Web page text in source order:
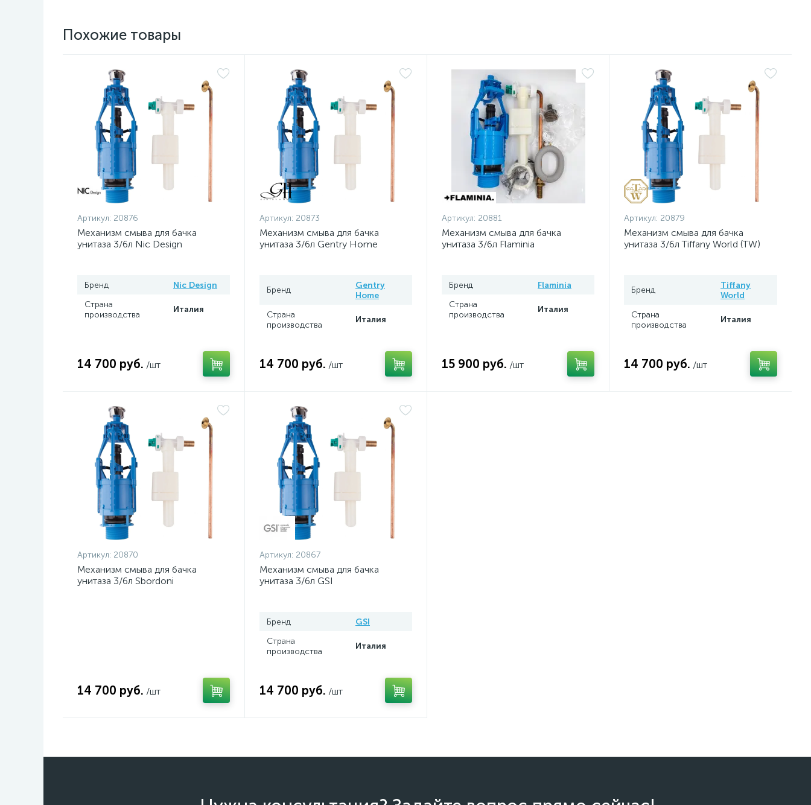
Похожие товары
Артикул: 20876
Механизм смыва для бачка
унитаза 3/6л Nic Design
Бренд
Nic Design
Страна
производства
Италия
14 700 руб. /шт
Артикул: 20873
Механизм смыва для бачка
унитаза 3/6л Gentry Home
Бренд
Gentry
Home
Страна
производства
Италия
14 700 руб. /шт
Артикул: 20881
Механизм смыва для бачка
унитаза 3/6л Flaminia
Бренд
Flaminia
Страна
производства
Италия
15 900 руб. /шт
Артикул: 20879
Механизм смыва для бачка
унитаза 3/6л Tiffany World (TW)
Бренд
Tiffany
World
Страна
производства
Италия
14 700 руб. /шт
Артикул: 20870
Механизм смыва для бачка
унитаза 3/6л Sbordoni
14 700 руб. /шт
Артикул: 20867
Механизм смыва для бачка
унитаза 3/6л GSI
Бренд
GSI
Страна
производства
Италия
14 700 руб. /шт